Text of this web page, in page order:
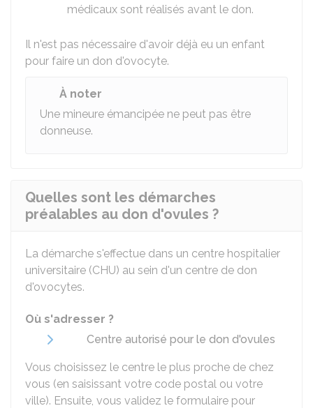
médicaux sont réalisés avant le don.
Il n'est pas nécessaire d'avoir déjà eu un enfant
pour faire un don d'ovocyte.
À noter
Une mineure émancipée ne peut pas être
donneuse.
Quelles sont les démarches
préalables au don d'ovules ?
La démarche s'effectue dans un centre hospitalier
universitaire (CHU) au sein d'un centre de don
d'ovocytes.
Où s'adresser ?
Centre autorisé pour le don d'ovules
Vous choisissez le centre le plus proche de chez
vous (en saisissant votre code postal ou votre
ville). Ensuite, vous validez le formulaire pour